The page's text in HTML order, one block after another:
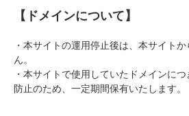
【ドメインについて】
・本サイトの運⽤停⽌後は、本サイト
ん。
・本サイトで使⽤していたドメインに
防⽌のため、⼀定期間保有いたします。